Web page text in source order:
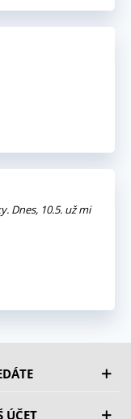
Dnes, 10.5. už mi
ÚČET